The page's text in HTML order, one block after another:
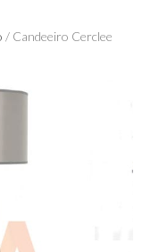
/ Candeeiro Cerclee